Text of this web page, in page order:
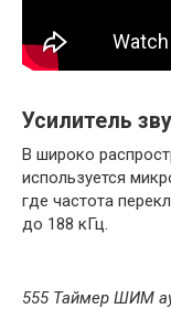
Усилитель
В широко
используется
где частота
до 188 кГц.
555 Таймер ШИМ